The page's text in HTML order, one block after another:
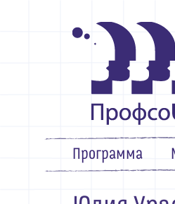
Программа